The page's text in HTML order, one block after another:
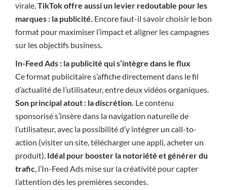
virale,TikTok offre aussi un levier redoutable pour les
marques : la publicité. Encore faut-il savoir choisir le bon
format pour maximiser l’impact et aligner les campagnes
sur les objectifs business.
In-Feed Ads : la publicité qui s’intègre dans le flux
Ce format publicitaire s’affiche directement dans le fil
d’actualité de l’utilisateur, entre deux vidéos organiques.
Son principal atout : la discrétion. Le contenu
sponsorisé s’insère dans la navigation naturelle de
l’utilisateur, avec la possibilité d’y intégrer un call-to-
action (visiter un site, télécharger une appli, acheter un
produit). Idéal pour booster la notoriété et générer du
trafic, l’In-Feed Ads mise sur la créativité pour capter
l’attention dès les premières secondes.